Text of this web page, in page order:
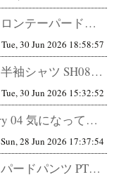
STILL BY HAND 軽量ナイロンテーパードパンツ PT04262 快適さと品の両立。 STILL BY HAND...
Tue, 30 Jun 2026 18:58:57
STILL BY HAND ブロード半袖シャツ SH08261 普通ではない、普通。デザインを気付かせないデザイン。 こ...
Tue, 30 Jun 2026 15:32:52
A Moment of the City / Story 04 気になってきた、アメカジ。 中野区在住 34歳 会社員 ...
Sun, 28 Jun 2026 17:37:54
STILL BY HAND 強撚テーパードパンツ PT01262 きちんと見せるためではない。 格好良く見せるためのスラ...